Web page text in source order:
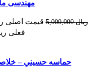
مهندسی
ریال5,000,000 قیمت اصلی ریال
فعلی ریال
حماسه حسيني –